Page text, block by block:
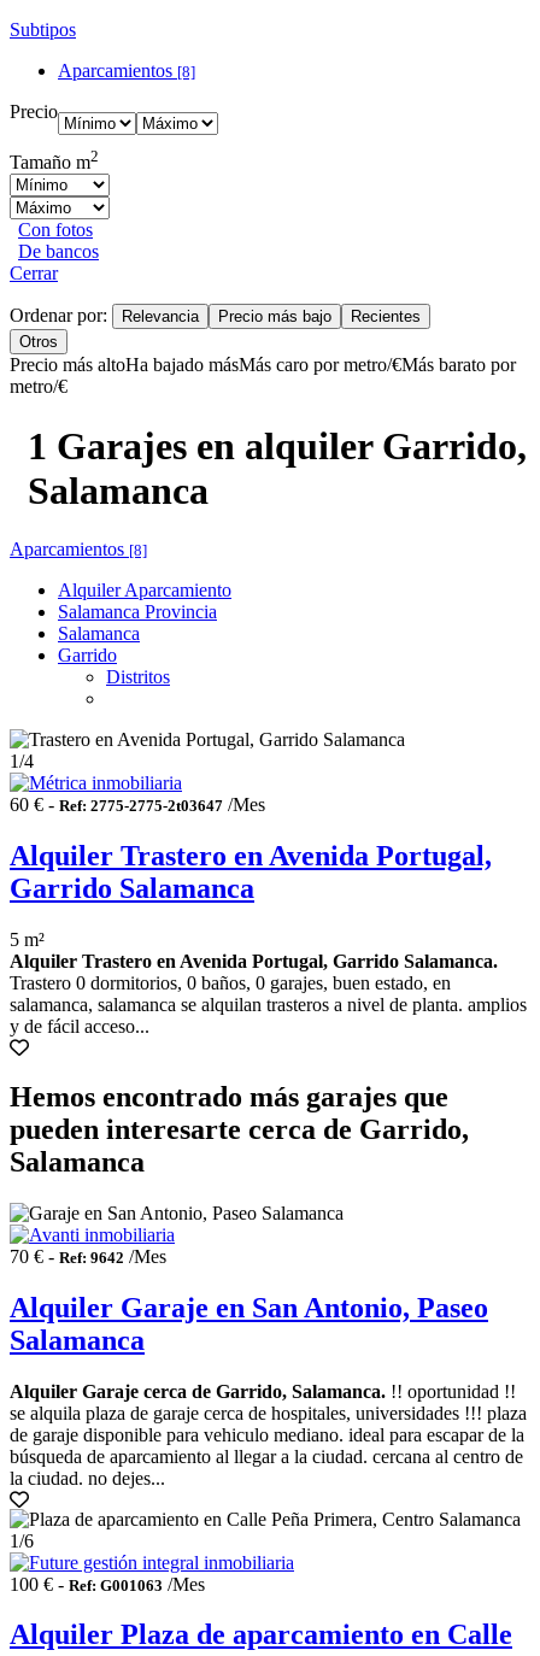
Subtipos
Aparcamientos [8]
Precio
Tamaño m2
Con fotos
De bancos
Cerrar
Ordenar por: Relevancia Precio más bajo
Recientes
Otros
Precio más altoHa bajado másMás caro por metro/€Más barato por
metro/€
1 Garajes en alquiler Garrido,
Salamanca
Aparcamientos [8]
Alquiler Aparcamiento
Salamanca Provincia
Salamanca
Garrido
Distritos
1/4
60 € - Ref: 2775-2775-2t03647 /Mes
Alquiler Trastero en Avenida Portugal,
Garrido Salamanca
5 m²
Alquiler Trastero en Avenida Portugal, Garrido Salamanca.
Trastero 0 dormitorios, 0 baños, 0 garajes, buen estado, en
salamanca, salamanca se alquilan trasteros a nivel de planta. amplios
y de fácil acceso...
Hemos encontrado más garajes que
pueden interesarte cerca de Garrido,
Salamanca
70 € - Ref: 9642 /Mes
Alquiler Garaje en San Antonio, Paseo
Salamanca
Alquiler Garaje cerca de Garrido, Salamanca. !! oportunidad !!
se alquila plaza de garaje cerca de hospitales, universidades !!! plaza
de garaje disponible para vehiculo mediano. ideal para escapar de la
búsqueda de aparcamiento al llegar a la ciudad. cercana al centro de
la ciudad. no dejes...
1/6
100 € - Ref: G001063 /Mes
Alquiler Plaza de aparcamiento en Calle